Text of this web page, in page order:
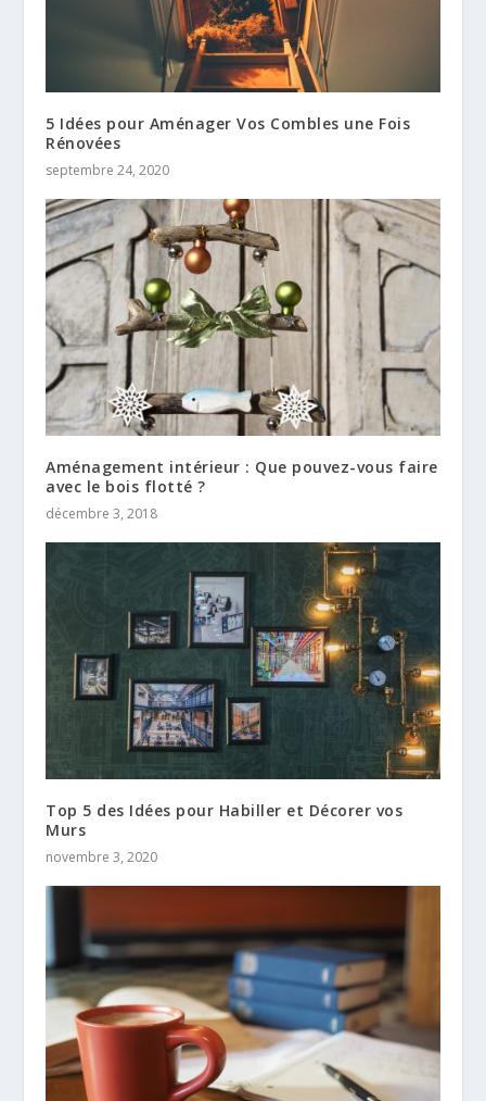
5 Idées pour Aménager Vos Combles une Fois
Rénovées
septembre 24, 2020
Aménagement intérieur : Que pouvez-vous faire
avec le bois flotté ?
décembre 3, 2018
Top 5 des Idées pour Habiller et Décorer vos
Murs
novembre 3, 2020